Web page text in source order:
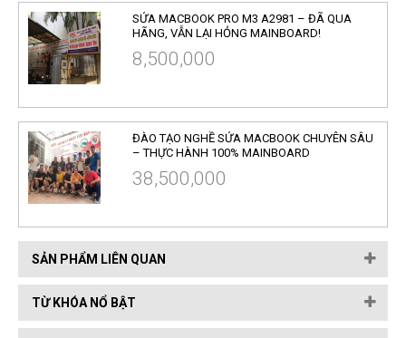
SỬA MACBOOK PRO M3 A2981 – ĐÃ QUA
HÃNG, VẪN LẠI HỎNG MAINBOARD!
8,500,000
ĐÀO TẠO NGHỀ SỬA MACBOOK CHUYÊN SÂU
– THỰC HÀNH 100% MAINBOARD
38,500,000
SẢN PHẨM LIÊN QUAN
TỪ KHÓA NỔ BẬT